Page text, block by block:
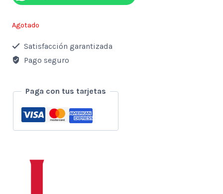
Agotado
Satisfacción garantizada
Pago seguro
Paga con tus tarjetas